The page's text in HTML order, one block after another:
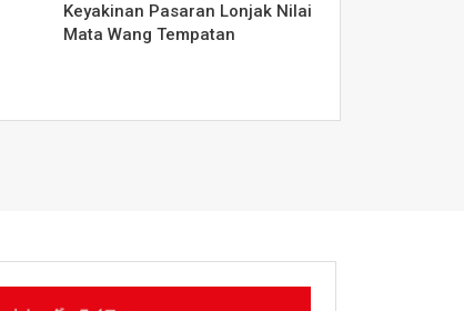
Keyakinan Pasaran Lonjak Nilai
Mata Wang Tempatan